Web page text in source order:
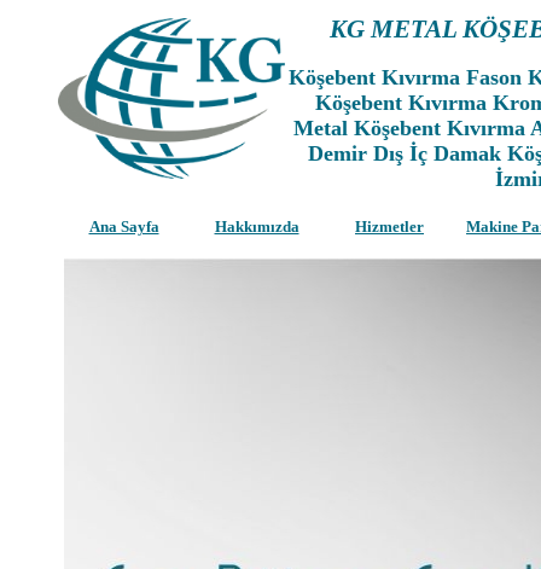
KG METAL
Köşebent Kıvırma Fason
Köşebent Kıvırma
Metal Köşebent Kıvırma
Demir Dış İç Damak
Ana Sayfa Hakkımızda Hizmetler Makine